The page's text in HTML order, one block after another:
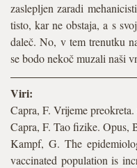
zaslepljen zaradi
tisto, kar ne obstaja, a s
daleč. No, v tem trenutku
se bodo nekoč muzali naši
Viri:
Capra, F. Vrijeme
Capra, F. Tao fizike. Opus,
Kampf, G. The
vaccinated population is